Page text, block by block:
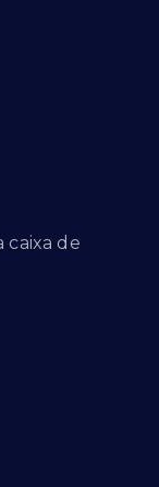
caixa de